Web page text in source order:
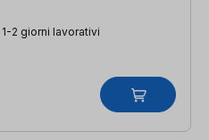
2 giorni lavorativi